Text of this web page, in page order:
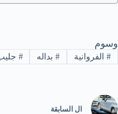
وسوم
#الفروانية #بداله #
ال السابقة